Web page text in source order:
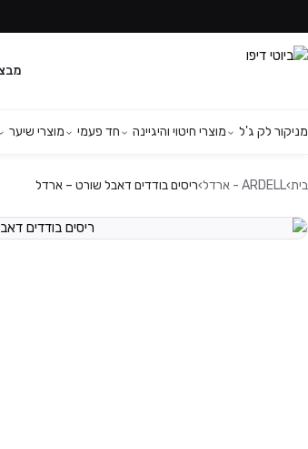
מניקור לק ג'ל מוצרי חיטוי והיגיינה חד פעמי מוצרי שיער
בית›ARDELL - ארדל ›ריסים בודדים דאבל שורט – ארדל